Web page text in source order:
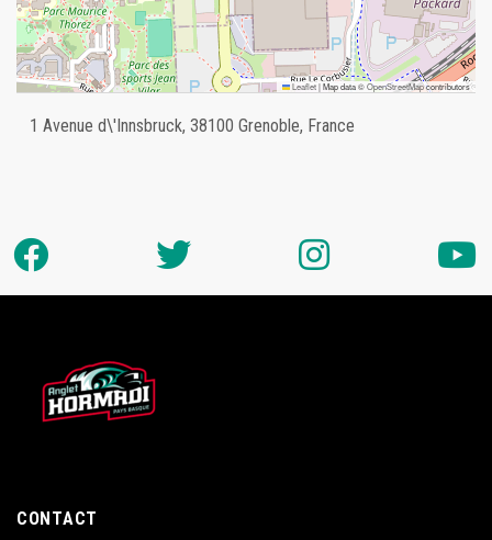
Leaflet|Map data ©OpenStreetMapcontributors
1 Avenue d\'Innsbruck, 38100 Grenoble, France
CONTACT